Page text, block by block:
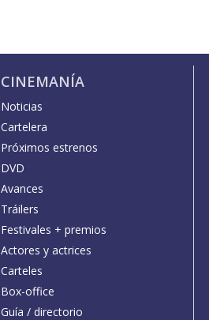
CINEMANÍA
Noticias
Cartelera
Próximos estrenos
DVD
Avances
Tráilers
Festivales + premios
Actores y actrices
Carteles
Box-office
Guía / directorio